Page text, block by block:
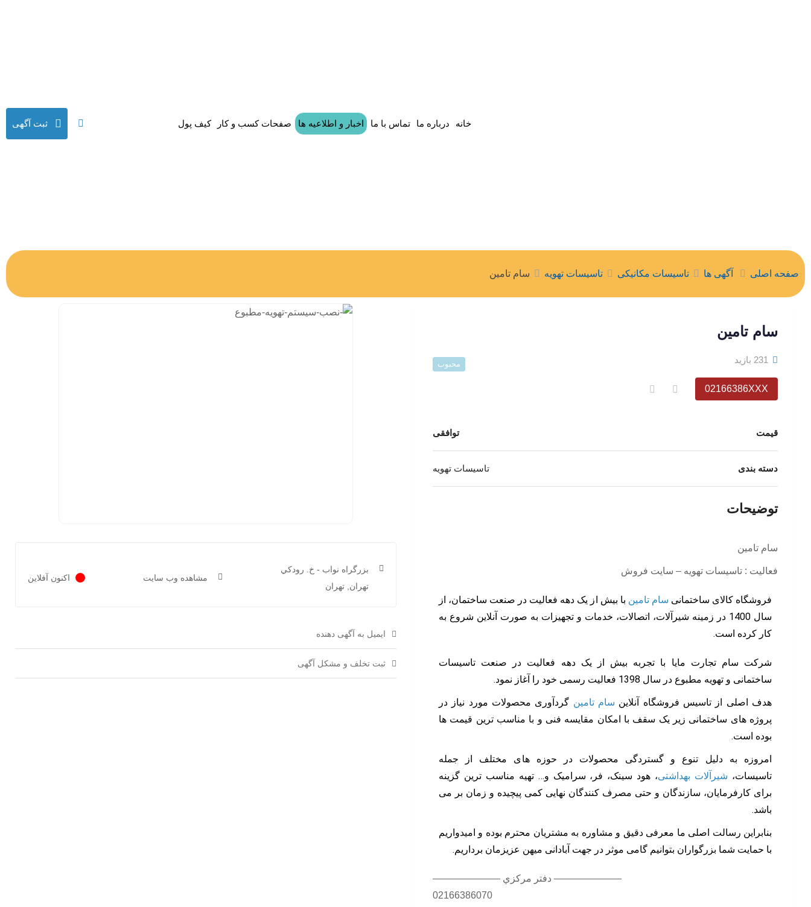
خانه درباره ما تماس با ما اخبار و اطلاعیه ها صفحات کسب و کار کیف پول ثبت آگهی
صفحه اصلی آگهی ها تاسیسات مکانیکی تاسيسات تهويه سام تامین
سام تامین
231 بازید محبوب
02166386XXX
قیمت توافقی
دسته بندی تاسيسات تهويه
توضیحات
سام تامین
فعالیت : تاسيسات تهويه – سايت فروش
فروشگاه کالای ساختمانی سام تامین با بیش از یک دهه فعالیت در صنعت ساختمان، از
سال 1400 در زمینه شیرآلات، اتصالات، خدمات و تجهیزات به صورت آنلاین شروع به
کار کرده است.
شرکت سام تجارت مایا با تجربه بیش از یک دهه فعالیت در صنعت تاسیسات
ساختمانی و تهویه مطبوع در سال 1398 فعالیت رسمی خود را آغاز نمود.
هدف اصلی از تاسیس فروشگاه آنلاین سام تامین گردآوری محصولات مورد نیاز در
پروژه های ساختمانی زیر یک سقف با امکان مقایسه فنی و با مناسب ترین قیمت ها
بوده است.
امروزه به دلیل تنوع و گستردگی محصولات در حوزه های مختلف از جمله
تاسیسات، شیرآلات بهداشتی، هود سینک، فر، سرامیک و… تهیه مناسب ترین گزینه
برای کارفرمایان، سازندگان و حتی مصرف کنندگان نهایی کمی پیچیده و زمان بر می
باشد.
بنابراین رسالت اصلی ما معرفی دقیق و مشاوره به مشتریان محترم بوده و امیدواریم
با حمایت شما بزرگواران بتوانیم گامی موثر در جهت آبادانی میهن عزیزمان برداریم.
——————— دفتر مرکزي ———————
02166386070
بزرگراه نواب - خ. رودكي
تهران, تهران
مشاهده وب سایت اکنون آفلاین
ایمیل به آگهی دهنده
ثبت تخلف و مشکل آگهی